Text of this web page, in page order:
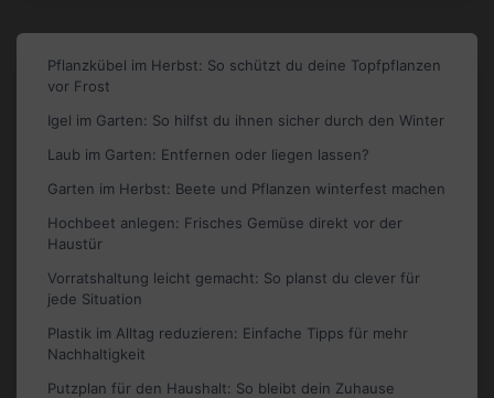
Pflanzkübel im Herbst: So schützt du deine Topfpflanzen
vor Frost
Igel im Garten: So hilfst du ihnen sicher durch den Winter
Laub im Garten: Entfernen oder liegen lassen?
Garten im Herbst: Beete und Pflanzen winterfest machen
Hochbeet anlegen: Frisches Gemüse direkt vor der
Haustür
Vorratshaltung leicht gemacht: So planst du clever für
jede Situation
Plastik im Alltag reduzieren: Einfache Tipps für mehr
Nachhaltigkeit
Putzplan für den Haushalt: So bleibt dein Zuhause